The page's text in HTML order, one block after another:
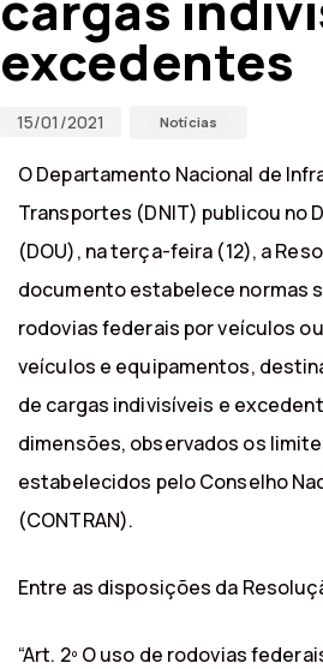
excedentes
15/01/2021 Notícias
O Departamento Nacional de
Transportes (DNIT) publicou no
(DOU), na terça-feira (12), a
documento estabelece normas
rodovias federais por veículos
veículos e equipamentos,
de cargas indivisíveis e
dimensões, observados os
estabelecidos pelo Conselho
(CONTRAN).
Entre as disposições da
“Art. 2º O uso de rodovias